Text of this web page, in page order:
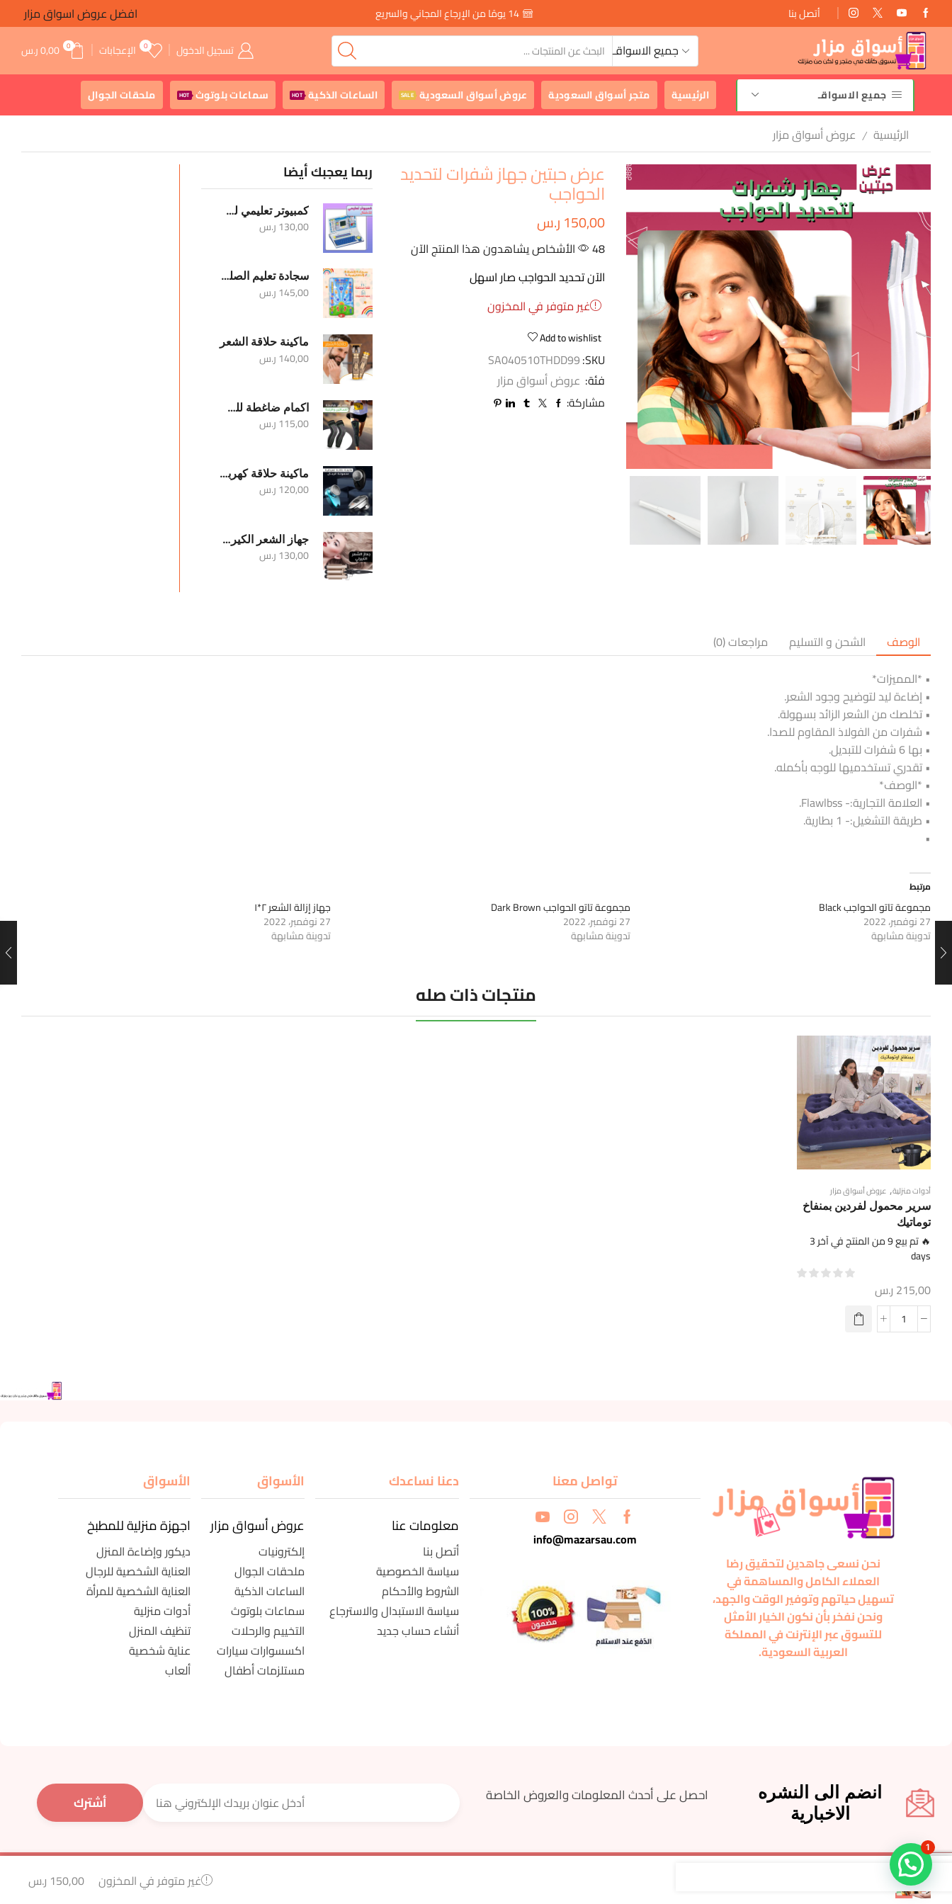
أتصل بنا 14 يومًا من الإرجاع المجاني والسريع
افضل عروض اسواق مزار
جميع الاسواقـ
تسجيل الدخول 0 الإعجابات 0
0,00ر.س
جميع الاسواقـ الرئيسية متجر أسواق السعودية عروض أسواق السعودية SALE الساعات الذكية HOT سماعات بلوتوث HOT ملحقات الجوال
الرئيسية / عروض أسواق مزار
عرض حبتين جهاز شفرات لتحديد
الحواجب
150,00ر.س
48 الأشخاص يشاهدون هذا المنتج الآن
الآن تحديد الحواجب صار اسهل
غير متوفر في المخزون
Add to wishlist
SKU:
SA040510THDD99
فئة: عروض أسواق مزار
مشاركة:
ربما يعجبك أيضا
كمبيوتر تعليمي للأطفال
130,00ر.س
سجادة تعليم الصلوات الخمس والوضوء
145,00ر.س
ماكينة حلاقة الشعر
140,00ر.س
اكمام ضاغطة للساقين والركبة
115,00ر.س
ماكينة حلاقة كهربائية محمولة للرجال
120,00ر.س
جهاز الشعر الكيرلي
130,00ر.س
الوصف الشحن و التسليم
مراجعات (0)
• *المميزات*
• إضاءة ليد لتوضيح وجود الشعر.
• تخلصك من الشعر الزائد بسهولة.
• شفرات من الفولاذ المقاوم للصدا.
• بها 6 شفرات للتبديل.
• تقدري تستخدميها للوجه بأكمله.
• *الوصف*
• العلامة التجارية:- Flawlbss.
• طريقة التشغيل:- 1 بطارية.
•
مرتبط
مجموعة تاتو الحواجب Black
27 نوفمبر، 2022
تدوينة مشابهة
مجموعة تاتو الحواجب Dark Brown
27 نوفمبر، 2022
تدوينة مشابهة
جهاز إزالة الشعر ٢*١
27 نوفمبر، 2022
تدوينة مشابهة
منتجات ذات صله
أدوات منزلية, عروض أسواق مزار
سرير محمول لفردين بمنفاخ
توماتيك
🔥 تم بيع 9 من المنتج في آخر 3
days
215,00 ر.س
نحن نسعى جاهدين لتحقيق رضا
العملاء الكامل والمساهمة في
تسهيل حياتهم وتوفير الوقت والجهد،
ونحن نفخر بأن نكون الخيار الأمثل
للتسوق عبر الإنترنت في المملكة
العربية السعودية.
تواصل معنا
info@mazarsau.com
دعنا نساعدك
معلومات عنا
أتصل بنا
سياسة الخصوصية
الشروط والأحكام
سياسة الاستبدال والاسترجاع
أنشاء حساب جديد
الأسواق
عروض أسواق مزار
إلكترونيات
ملحقات الجوال
الساعات الذكية
سماعات بلوتوث
التخييم والرحلات
اكسسوارات سيارات
مستلزمات أطفال
الأسواق
اجهزة منزلية للمطبخ
ديكور وإضاءة المنزل
العناية الشخصية للرجال
العناية الشخصية للمرأة
أدوات منزلية
تنظيف المنزل
عناية شخصية
ألعاب
انضم الى النشره
الاخبارية
احصل على أحدث المعلومات والعروض الخاصة
150,00 ر.س غير متوفر في المخزون
1